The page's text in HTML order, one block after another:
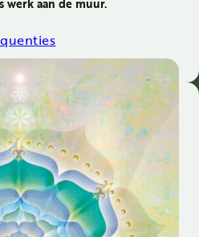
werk aan de muur.